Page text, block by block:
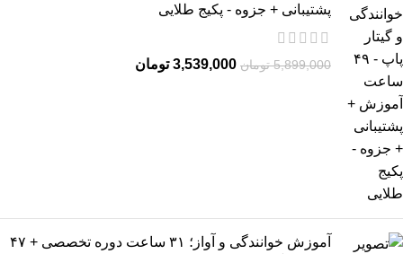
پشتیبانی + جزوه - پکیج طلایی
5,899,000 تومان 3,539,000 تومان
آموزش خوانندگی و آواز؛ ۳۱ ساعت دوره تخصصی + ۴۷